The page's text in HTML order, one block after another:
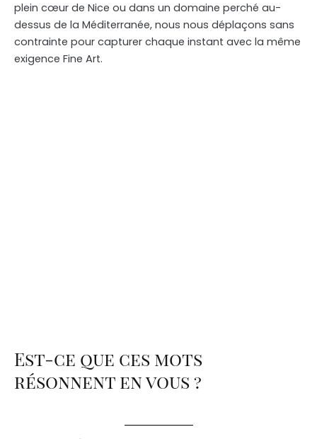
plein cœur de Nice ou dans un domaine perché au-
dessus de la Méditerranée, nous nous déplaçons sans
contrainte pour capturer chaque instant avec la même
exigence Fine Art.
Est-ce que ces mots
résonnent en vous ?